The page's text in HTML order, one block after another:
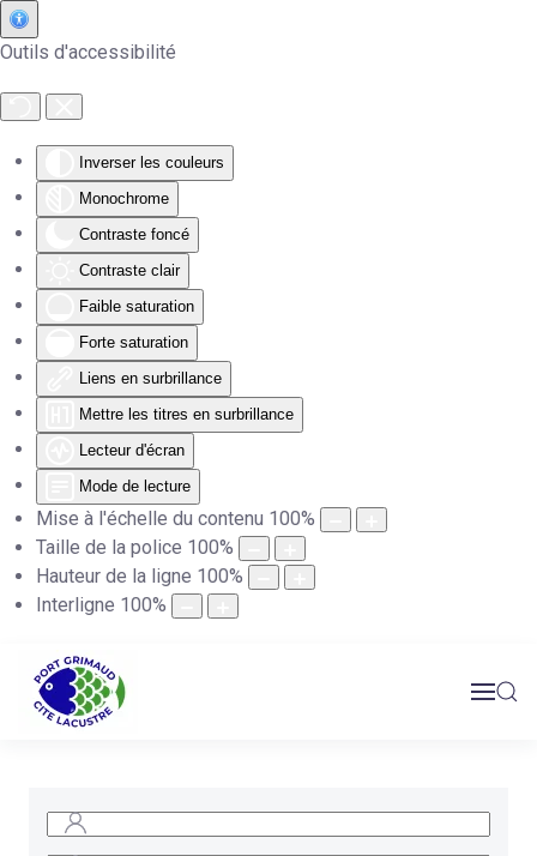
Outils d'accessibilité
Inverser les couleurs
Monochrome
Contraste foncé
Contraste clair
Faible saturation
Forte saturation
Liens en surbrillance
Mettre les titres en surbrillance
Lecteur d'écran
Mode de lecture
Mise à l'échelle du contenu 100%
Taille de la police 100%
Hauteur de la ligne 100%
Interligne 100%